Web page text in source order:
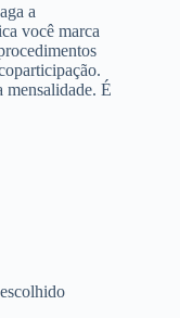
a
você marca
mensalidade. É